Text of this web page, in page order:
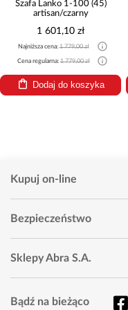
Szafa Lanko 1-100 (45)
artisan/czarny
1 601,10 zł
Najniższa cena:1 779,00 zł
Cena regularna:1 779,00 zł
Dodaj do koszyka
Kupuj on-line
Bezpieczeństwo
Sklepy Abra S.A.
Bądź na bieżąco